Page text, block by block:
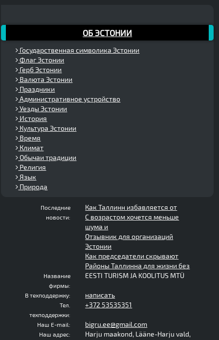
ОБ ЭСТОНИИ
Государственная символика Эстонии
Флаг Эстонии
Герб Эстонии
Валюта Эстонии
Праздники
Административное устройство
Уезды Эстонии
История
Культура Эстонии
Время
Климат
Обычаи традиции
Религия
Язык
Природа
Последние
новости:
Как Таллинн избавляется от
С возрастом хочется меньше
шума и
Отзывник для организаций
Эстонии
Как председатели скрывают
Районы Таллинна для жизни без
Название
фирмы:
EESTI TURISM JA KOOLITUS MTÜ
В техподдержку: написать
Тел.
техподдержки:
+372 53535351
Наш E-mail: bigru.ee@gmail.com
Наш адрес:
Harju maakond, Lääne-Harju vald,